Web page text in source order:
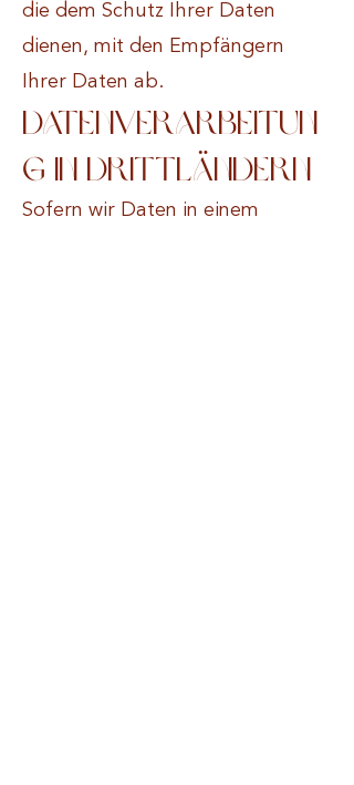
die dem Schutz Ihrer Daten
dienen, mit den Empfängern
Ihrer Daten ab.
Datenverarbeitun
g in Drittländern
Sofern wir Daten in einem